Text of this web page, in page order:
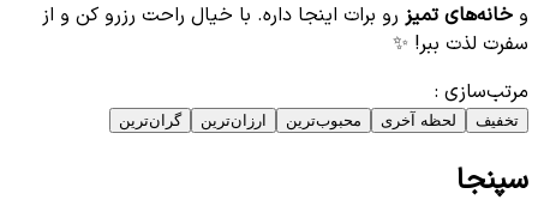
و خانه‌های تمیز رو برات اینجا داره. با خیال راحت رزرو کن و از
سفرت لذت ببر! ✨
مرتب‌سازی :
تخفیف لحظه آخری محبوب‌ترین ارزان‌ترین گران‌ترین
سپنجا